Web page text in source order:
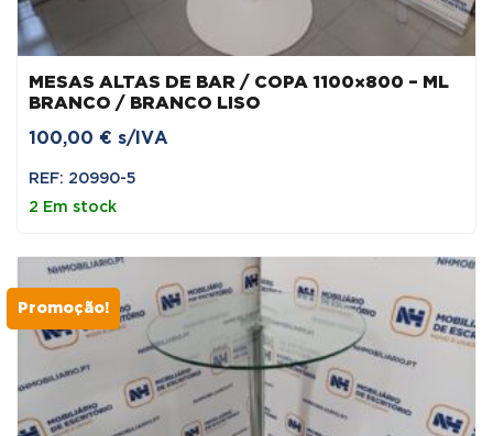
MESAS ALTAS DE BAR / COPA 1100×800 – ML
BRANCO / BRANCO LISO
100,00 € s/IVA
REF: 20990-5
2 Em stock
Promoção!